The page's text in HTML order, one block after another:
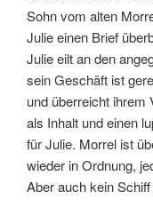
Sohn vom alten
Julie einen Brief
Julie eilt an den
sein Geschäft ist
und überreicht ihrem
als Inhalt und einen
für Julie. Morrel ist
wieder in Ordnung,
Aber auch kein